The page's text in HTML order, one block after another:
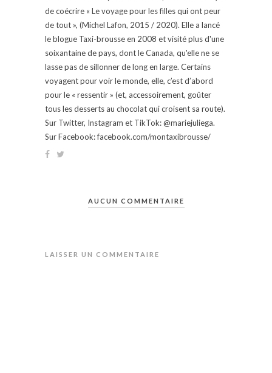
de coécrire « Le voyage pour les filles qui ont peur
de tout », (Michel Lafon, 2015 / 2020). Elle a lancé
le blogue Taxi-brousse en 2008 et visité plus d'une
soixantaine de pays, dont le Canada, qu'elle ne se
lasse pas de sillonner de long en large. Certains
voyagent pour voir le monde, elle, c’est d’abord
pour le « ressentir » (et, accessoirement, goûter
tous les desserts au chocolat qui croisent sa route).
Sur Twitter, Instagram et TikTok: @mariejuliega.
Sur Facebook: facebook.com/montaxibrousse/
AUCUN COMMENTAIRE
LAISSER UN COMMENTAIRE